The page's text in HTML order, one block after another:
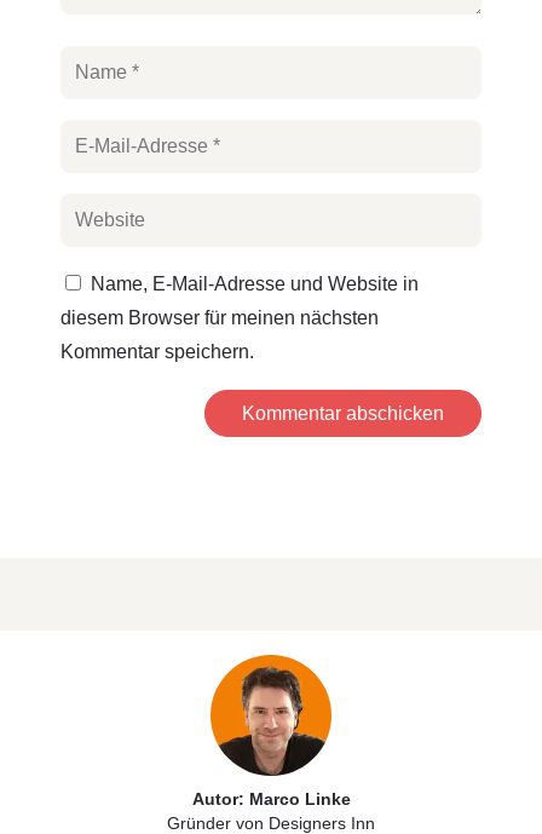
Name, E-Mail-Adresse und Website in
diesem Browser für meinen nächsten
Kommentar speichern.
Kommentar abschicken
Autor: Marco Linke
Gründer von Designers Inn